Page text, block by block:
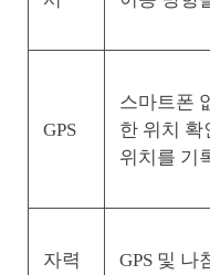
GPS
스마트폰
한 위치 확
위치를 기
자력
GPS 및 나